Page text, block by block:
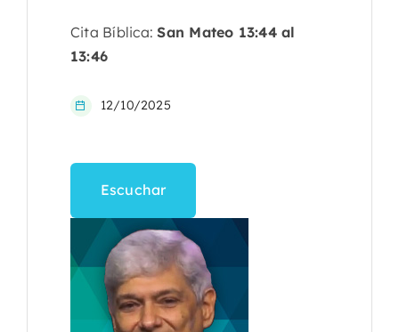
Cita Bíblica:San Mateo 13:44 al
13:46
12/10/2025
Escuchar